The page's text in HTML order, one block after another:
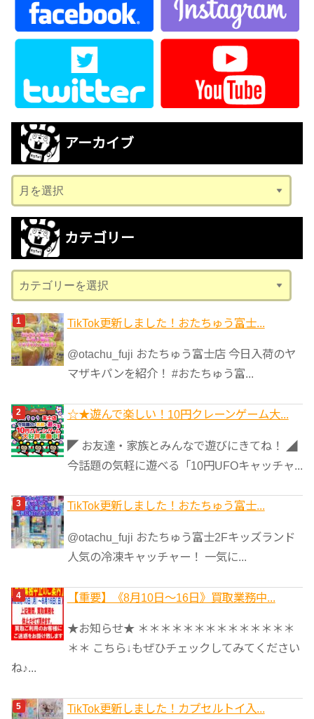
アーカイブ
ー
カ
ブ
カテゴリー
テ
ゴ
リ
ー
TikTok更新しました！おたちゅう富士...
@otachu_fuji おたちゅう富士店 今日入荷のヤ
マザキパンを紹介！ #おたちゅう富...
☆★遊んで楽しい！10円クレーンゲーム大...
◤ お友達・家族とみんなで遊びにきてね！ ◢
今話題の気軽に遊べる「10円UFOキャッチャ...
TikTok更新しました！おたちゅう富士...
@otachu_fuji おたちゅう富士2Fキッズランド
人気の冷凍キャッチャー！ 一気に...
【重要】《8月10日～16日》買取業務中...
★お知らせ★ ＊＊＊＊＊＊＊＊＊＊＊＊＊＊
＊＊ こちら↓もぜひチェックしてみてください
ね♪...
TikTok更新しました！カプセルトイ入...